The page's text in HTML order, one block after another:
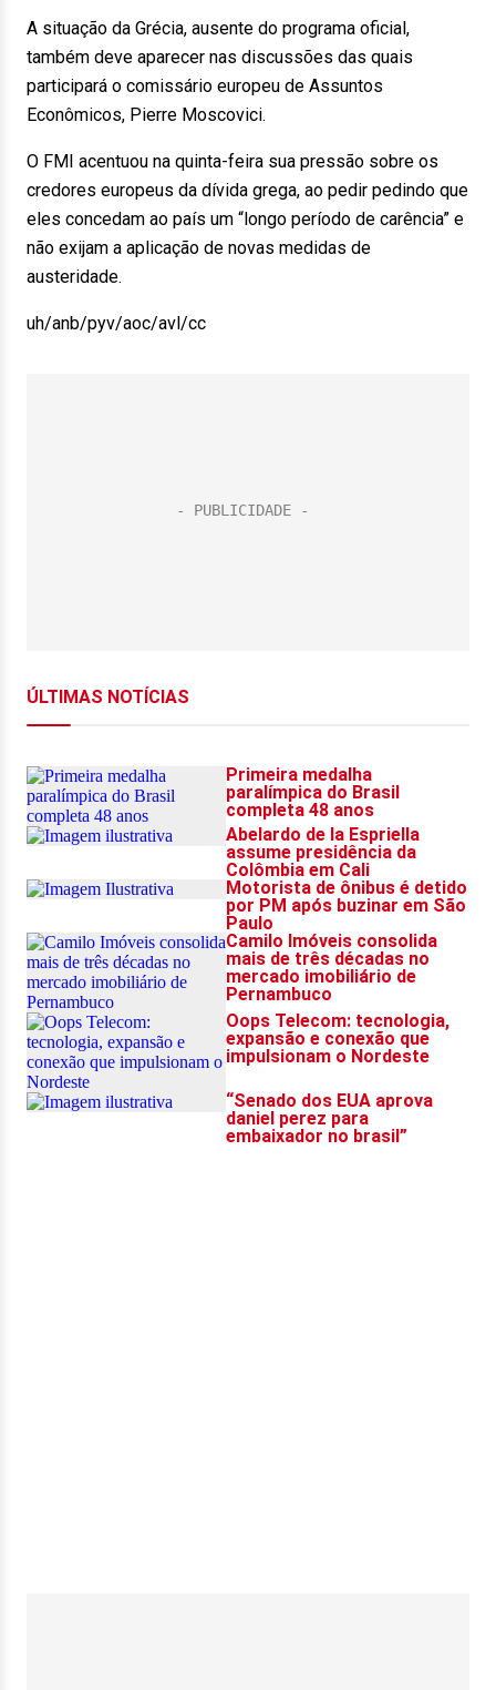
A situação da Grécia, ausente do programa oficial,
também deve aparecer nas discussões das quais
participará o comissário europeu de Assuntos
Econômicos, Pierre Moscovici.
O FMI acentuou na quinta-feira sua pressão sobre os
credores europeus da dívida grega, ao pedir pedindo que
eles concedam ao país um “longo período de carência” e
não exijam a aplicação de novas medidas de
austeridade.
uh/anb/pyv/aoc/avl/cc